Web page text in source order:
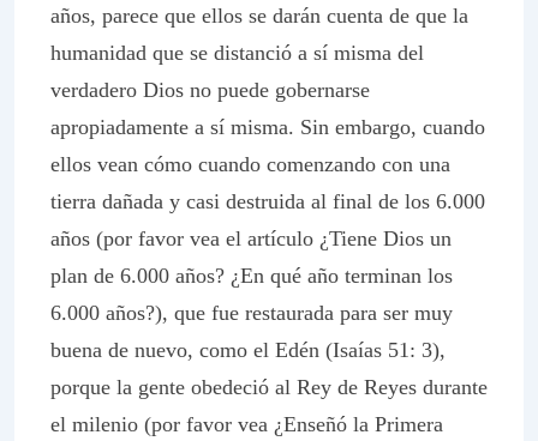
años, parece que ellos se darán cuenta de que la
humanidad que se distanció a sí misma del
verdadero Dios no puede gobernarse
apropiadamente a sí misma. Sin embargo, cuando
ellos vean cómo cuando comenzando con una
tierra dañada y casi destruida al final de los 6.000
años (por favor vea el artículo ¿Tiene Dios un
plan de 6.000 años? ¿En qué año terminan los
6.000 años?), que fue restaurada para ser muy
buena de nuevo, como el Edén (Isaías 51: 3),
porque la gente obedeció al Rey de Reyes durante
el milenio (por favor vea ¿Enseñó la Primera